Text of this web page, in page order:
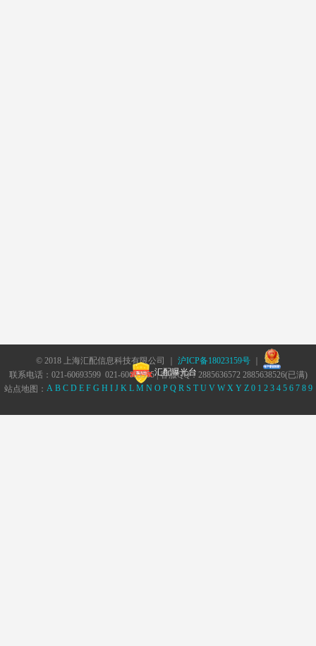
© 2018 上海汇配信息科技有限公司 ｜ 沪ICP备18023159号｜
汇配曝光台
联系电话：021-60693599 021-60693555 | 客服QQ：2885636572 2885638526(已满)
站点地图： A B C D E F G H I J K L M N O P Q R S T U V W X Y Z 0 1 2 3 4 5 6 7 8 9